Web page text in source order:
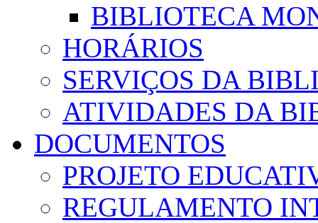
BIBLIOTECA
HORÁRIOS
SERVIÇOS DA
ATIVIDADES DA
DOCUMENTOS
PROJETO
REGULAMENTO